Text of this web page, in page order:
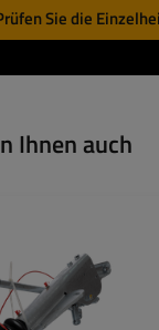
Sie die
Ihnen auch
1400 - 2700 kg
150 kg